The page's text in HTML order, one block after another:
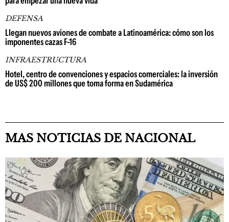
DEFENSA
Llegan nuevos aviones de combate a Latinoamérica: cómo son los
imponentes cazas F-16
INFRAESTRUCTURA
Hotel, centro de convenciones y espacios comerciales: la inversión
de US$ 200 millones que toma forma en Sudamérica
MAS NOTICIAS DE NACIONAL